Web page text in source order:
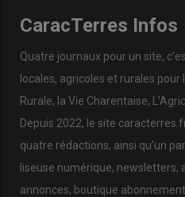
CaracTerres Infos
Quatre journaux pour un site,
locales, agricoles et rurales pour
Rurale, la Vie Charentaise,
Depuis 2022, le site
quatre rédactions, ainsi qu’un
liseuse numérique, newsletters,
annonces, boutique